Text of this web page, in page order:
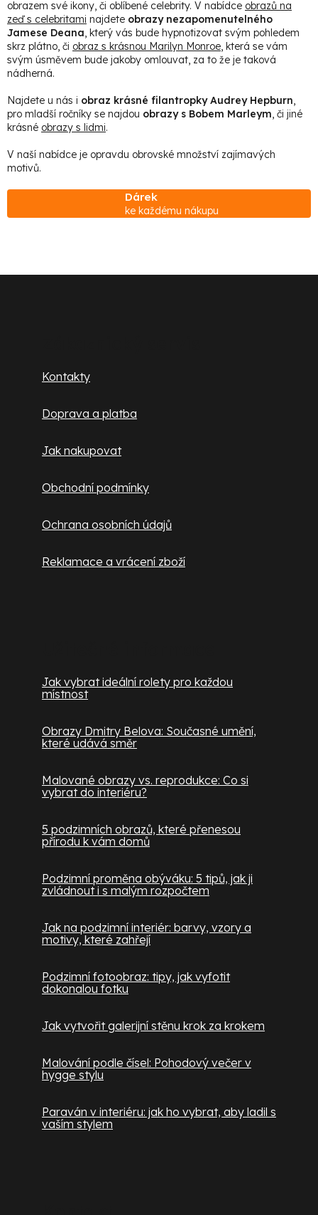
a
c
í
p
v
k
v
i
í
obrazem své ikony, či oblíbené celebrity. V nabídce obrazů na
zeď s celebritami najdete obrazy nezapomenutelného
Jamese Deana, který vás bude hypnotizovat svým pohledem
skrz plátno, či obraz s krásnou Marilyn Monroe, která se vám
svým úsměvem bude jakoby omlouvat, za to že je taková
nádherná.
Najdete u nás i obraz krásné filantropky Audrey Hepburn,
pro mladší ročníky se najdou obrazy s Bobem Marleym, či jiné
krásné obrazy s lidmi.
V naší nabídce je opravdu obrovské množství zajímavých
motivů.
Dárek
ke každému nákupu
Kontakty
Doprava a platba
Jak nakupovat
Obchodní podmínky
Ochrana osobních údajů
Reklamace a vrácení zboží
Jak vybrat ideální rolety pro každou
místnost
Obrazy Dmitry Belova: Současné umění,
které udává směr
Malované obrazy vs. reprodukce: Co si
vybrat do interiéru?
5 podzimních obrazů, které přenesou
přírodu k vám domů
Podzimní proměna obýváku: 5 tipů, jak ji
zvládnout i s malým rozpočtem
Jak na podzimní interiér: barvy, vzory a
motivy, které zahřejí
Podzimní fotoobraz: tipy, jak vyfotit
dokonalou fotku
Jak vytvořit galerijní stěnu krok za krokem
Malování podle čísel: Pohodový večer v
hygge stylu
Paraván v interiéru: jak ho vybrat, aby ladil s
vaším stylem